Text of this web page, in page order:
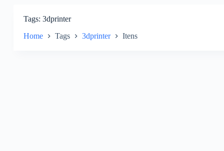
Tags 3dprinter
Home Tags 3dprinter Itens